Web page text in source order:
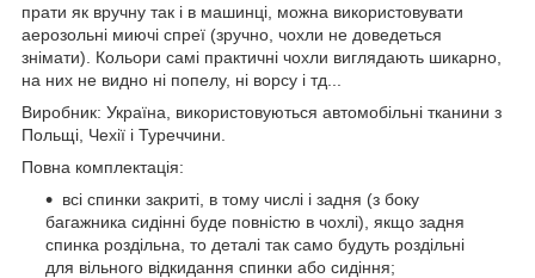
прати як вручну так і в машинці, можна використовувати
аерозольні миючі спреї (зручно, чохли не доведеться
знімати). Кольори самі практичні чохли виглядають шикарно,
на них не видно ні попелу, ні ворсу і тд...
Виробник: Україна, використовуються автомобільні тканини з
Польщі, Чехії і Туреччини.
Повна комплектація:
всі спинки закриті, в тому числі і задня (з боку
багажника сидінні буде повністю в чохлі), якщо задня
спинка роздільна, то деталі так само будуть роздільні
для вільного відкидання спинки або сидіння;